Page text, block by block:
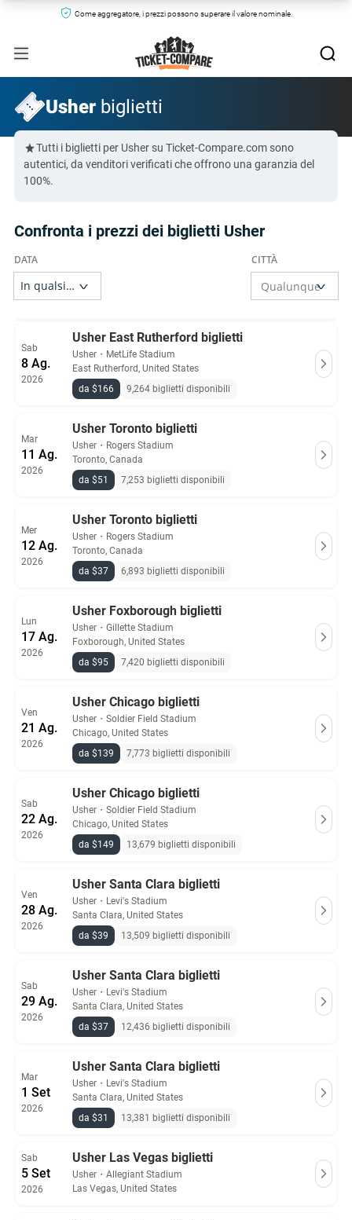
Come aggregatore, i prezzi possono superare il valore nominale.
Usher biglietti
Tutti i biglietti per Usher su Ticket-Compare.com sono
autentici, da venditori verificati che offrono una garanzia del
100%.
Confronta i prezzi dei biglietti Usher
Sab
8 Ag.
2026
Usher East Rutherford biglietti
Usher ・ MetLife Stadium
East Rutherford, United States
da $166
9,264 biglietti disponibili
Mar
11 Ag.
2026
Usher Toronto biglietti
Usher ・ Rogers Stadium
Toronto, Canada
da $51
7,253 biglietti disponibili
Mer
12 Ag.
2026
Usher Toronto biglietti
Usher ・ Rogers Stadium
Toronto, Canada
da $37
6,893 biglietti disponibili
Lun
17 Ag.
2026
Usher Foxborough biglietti
Usher ・ Gillette Stadium
Foxborough, United States
da $95
7,420 biglietti disponibili
Ven
21 Ag.
2026
Usher Chicago biglietti
Usher ・ Soldier Field Stadium
Chicago, United States
da $139
7,773 biglietti disponibili
Sab
22 Ag.
2026
Usher Chicago biglietti
Usher ・ Soldier Field Stadium
Chicago, United States
da $149
13,679 biglietti disponibili
Ven
28 Ag.
2026
Usher Santa Clara biglietti
Usher ・ Levi's Stadium
Santa Clara, United States
da $39
13,509 biglietti disponibili
Sab
29 Ag.
2026
Usher Santa Clara biglietti
Usher ・ Levi's Stadium
Santa Clara, United States
da $37
12,436 biglietti disponibili
Mar
1 Set
2026
Usher Santa Clara biglietti
Usher ・ Levi's Stadium
Santa Clara, United States
da $31
13,381 biglietti disponibili
Sab
5 Set
2026
Usher Las Vegas biglietti
Usher ・ Allegiant Stadium
Las Vegas, United States